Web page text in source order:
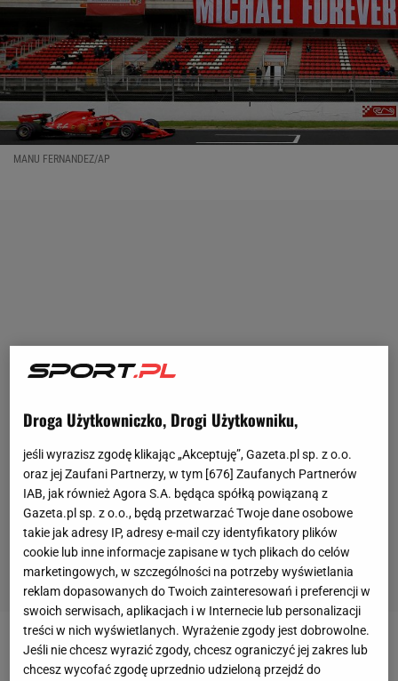
MANU FERNANDEZ/AP
Zobacz wideo
Droga Użytkowniczko, Drogi Użytkowniku,
jeśli wyrazisz zgodę klikając „Akceptuję”, Gazeta.pl sp. z o.o.
oraz jej Zaufani Partnerzy, w tym [676] Zaufanych Partnerów
IAB, jak również Agora S.A. będąca spółką powiązaną z
Gazeta.pl sp. z o.o., będą przetwarzać Twoje dane osobowe
takie jak adresy IP, adresy e-mail czy identyfikatory plików
cookie lub inne informacje zapisane w tych plikach do celów
marketingowych, w szczególności na potrzeby wyświetlania
reklam dopasowanych do Twoich zainteresowań i preferencji w
swoich serwisach, aplikacjach i w Internecie lub personalizacji
treści w nich wyświetlanych. Wyrażenie zgody jest dobrowolne.
Jeśli nie chcesz wyrazić zgody, chcesz ograniczyć jej zakres lub
chcesz wycofać zgodę uprzednio udzieloną przejdź do